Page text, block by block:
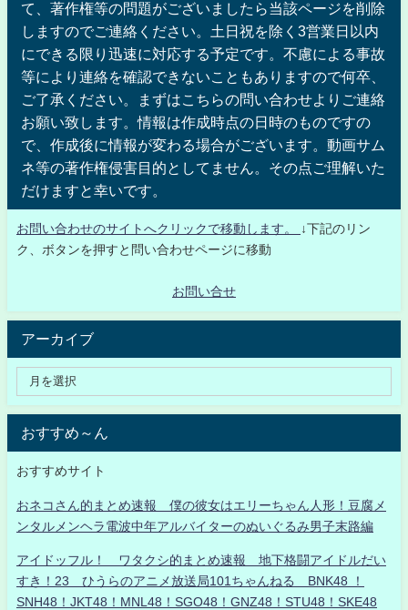
て、著作権等の問題がございましたら当該ページを削除
しますのでご連絡ください。土日祝を除く3営業日以内
にできる限り迅速に対応する予定です。不慮による事故
等により連絡を確認できないこともありますので何卒、
ご了承ください。まずはこちらの問い合わせよりご連絡
お願い致します。情報は作成時点の日時のものですの
で、作成後に情報が変わる場合がございます。動画サム
ネ等の著作権侵害目的としてません。その点ご理解いた
だけますと幸いです。
お問い合わせのサイトへクリックで移動します。
↓下記のリン
ク、ボタンを押すと問い合わせページに移動
お問い合せ
アーカイブ
おすすめ～ん
おすすめサイト
おネコさん的まとめ速報 僕の彼女はエリーちゃん人形！豆腐メ
ンタルメンヘラ電波中年アルバイターのぬいぐるみ男子末路編
アイドッフル！ ワタクシ的まとめ速報 地下格闘アイドルだい
すき！23 ひうらのアニメ放送局101ちゃんねる BNK48 ！
SNH48！JKT48！MNL48！SGO48！GNZ48！STU48！SKE48